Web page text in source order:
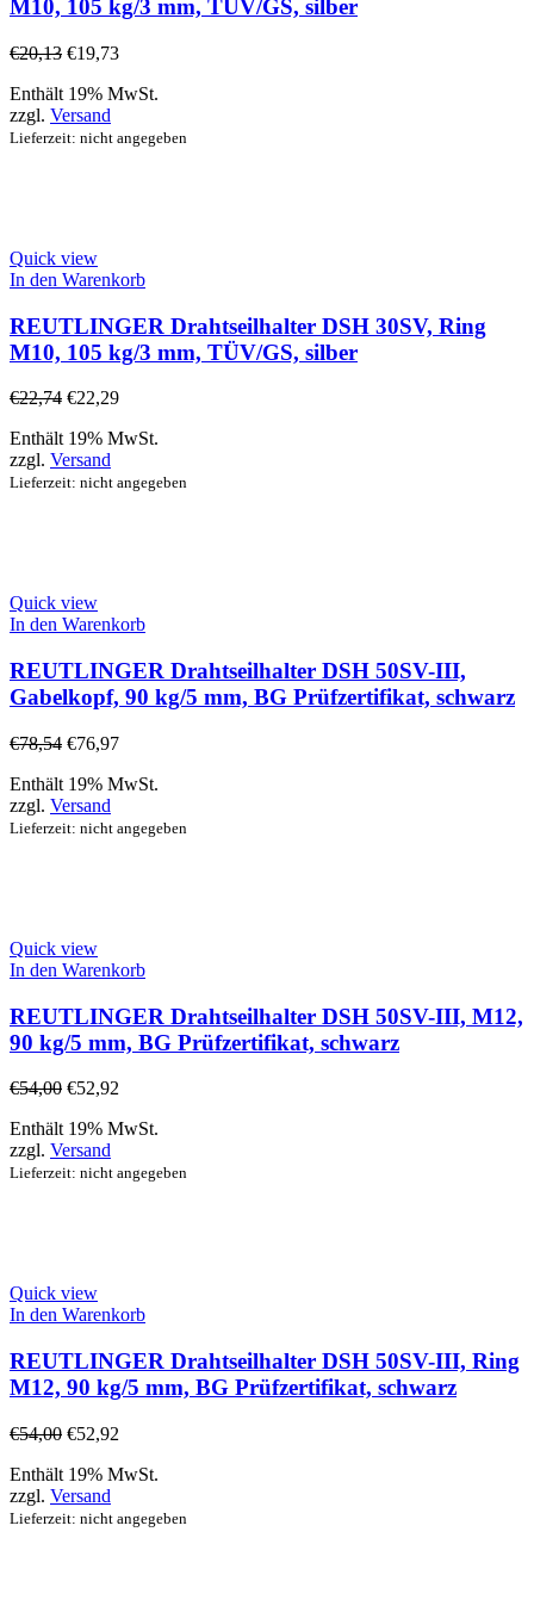
M10, 105 kg/3 mm, TÜV/GS, silber
€20,13 €19,73
Enthält 19% MwSt.
zzgl. Versand
Lieferzeit: nicht angegeben
Quick view
In den Warenkorb
REUTLINGER Drahtseilhalter DSH 30SV, Ring
M10, 105 kg/3 mm, TÜV/GS, silber
€22,74 €22,29
Enthält 19% MwSt.
zzgl. Versand
Lieferzeit: nicht angegeben
Quick view
In den Warenkorb
REUTLINGER Drahtseilhalter DSH 50SV-III,
Gabelkopf, 90 kg/5 mm, BG Prüfzertifikat, schwarz
€78,54 €76,97
Enthält 19% MwSt.
zzgl. Versand
Lieferzeit: nicht angegeben
Quick view
In den Warenkorb
REUTLINGER Drahtseilhalter DSH 50SV-III, M12,
90 kg/5 mm, BG Prüfzertifikat, schwarz
€54,00 €52,92
Enthält 19% MwSt.
zzgl. Versand
Lieferzeit: nicht angegeben
Quick view
In den Warenkorb
REUTLINGER Drahtseilhalter DSH 50SV-III, Ring
M12, 90 kg/5 mm, BG Prüfzertifikat, schwarz
€54,00 €52,92
Enthält 19% MwSt.
zzgl. Versand
Lieferzeit: nicht angegeben